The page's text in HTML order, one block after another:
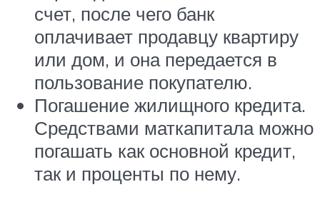
счет, после чего банк
оплачивает продавцу квартиру
или дом, и она передается в
пользование покупателю.
Погашение жилищного кредита.
Средствами маткапитала можно
погашать как основной кредит,
так и проценты по нему.